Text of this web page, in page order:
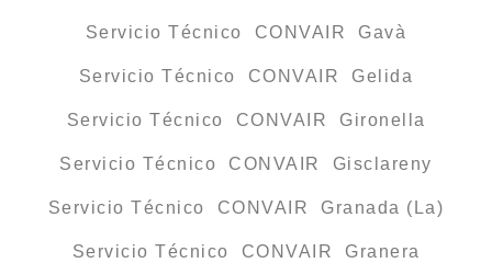
Servicio Técnico CONVAIR Gavà
Servicio Técnico CONVAIR Gelida
Servicio Técnico CONVAIR Gironella
Servicio Técnico CONVAIR Gisclareny
Servicio Técnico CONVAIR Granada (La)
Servicio Técnico CONVAIR Granera